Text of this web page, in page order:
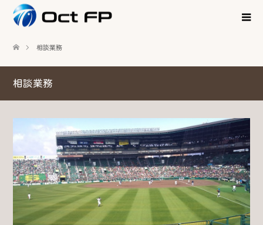
相談業務
相談業務